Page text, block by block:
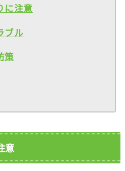
に注意
ブル
策
意